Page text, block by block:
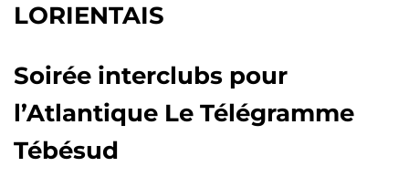
LORIENTAIS
Soirée interclubs pour
l’Atlantique Le Télégramme
Tébésud